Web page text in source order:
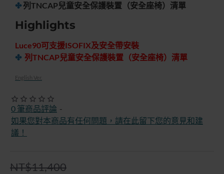
✤ 列TNCAP兒童安全保護裝置（安全座椅）清單
Highlights
Luce90可支援ISOFIX及安全帶安裝
✤ 列TNCAP兒童安全保護裝置（安全座椅）清單
English Ver.
0 筆商品評論 -
如果您對本商品有任何問題，請在此留下您的意見和建
議！
NT$11,400